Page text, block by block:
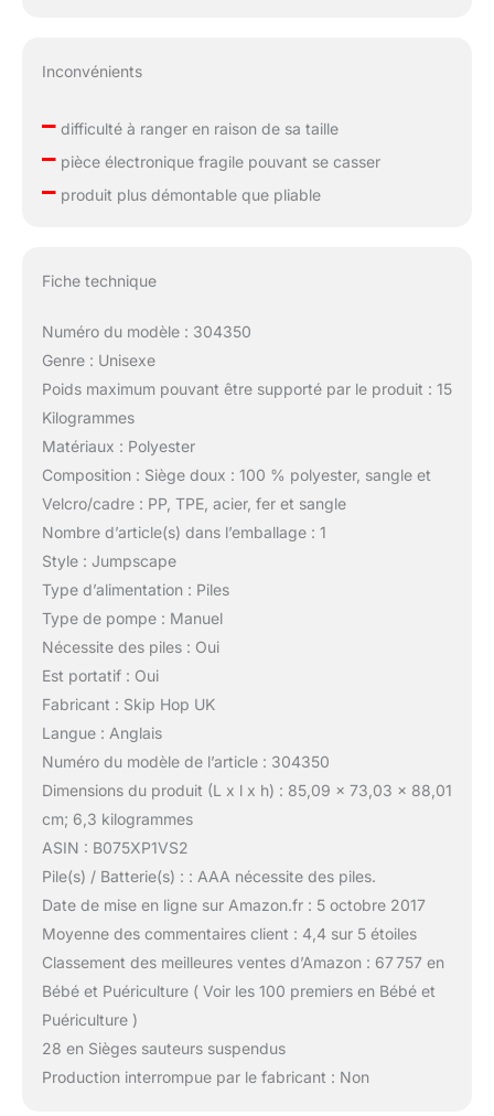
Inconvénients
–difficulté à ranger en raison de sa taille
–pièce électronique fragile pouvant se casser
–produit plus démontable que pliable
Fiche technique
Numéro du modèle : 304350
Genre : Unisexe
Poids maximum pouvant être supporté par le produit : 15
Kilogrammes
Matériaux : Polyester
Composition : Siège doux : 100 % polyester, sangle et
Velcro/cadre : PP, TPE, acier, fer et sangle
Nombre d’article(s) dans l’emballage : 1
Style : Jumpscape
Type d’alimentation : Piles
Type de pompe : Manuel
Nécessite des piles : Oui
Est portatif : Oui
Fabricant : Skip Hop UK
Langue : Anglais
Numéro du modèle de l’article : 304350
Dimensions du produit (L x l x h) : 85,09 x 73,03 x 88,01
cm; 6,3 kilogrammes
ASIN : B075XP1VS2
Pile(s) / Batterie(s) : : AAA nécessite des piles.
Date de mise en ligne sur Amazon.fr : 5 octobre 2017
Moyenne des commentaires client : 4,4 sur 5 étoiles
Classement des meilleures ventes d’Amazon : 67 757 en
Bébé et Puériculture ( Voir les 100 premiers en Bébé et
Puériculture )
28 en Sièges sauteurs suspendus
Production interrompue par le fabricant : Non